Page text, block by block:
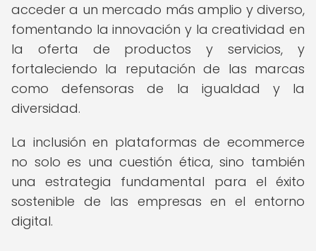
acceder a un mercado más amplio y diverso,
fomentando la innovación y la creatividad en
la oferta de productos y servicios, y
fortaleciendo la reputación de las marcas
como defensoras de la igualdad y la
diversidad.
La inclusión en plataformas de ecommerce
no solo es una cuestión ética, sino también
una estrategia fundamental para el éxito
sostenible de las empresas en el entorno
digital.